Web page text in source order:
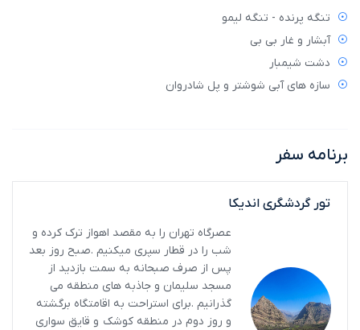
تنگه پرنده - تنگه لیمو
آبشار و غار بی بی
دشت شیمبار
سازه های آبی شوشتر و پل شادروان
برنامه سفر
تور گردشگری اندیکا
عصرگاه تهران را به مقصد اهواز ترک کرده و
شب را در قطار سپری میکنیم .صبح روز بعد
پس از صرف صبحانه به سمت بازدید از
مسجد سلیمان و جاذبه های منطقه می
گذرانیم .برای استراحت به اقامتگاه برگشته
و روز دوم در منطقه کوشک و قایق سواری